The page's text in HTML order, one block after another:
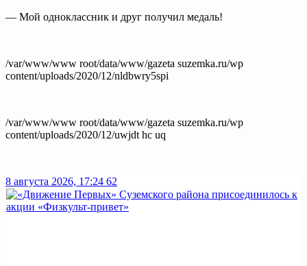
— Мой одноклассник и друг получил медаль!
/var/www/www root/data/www/gazeta suzemka.ru/wp
content/uploads/2020/12/nldbwry5spi
/var/www/www root/data/www/gazeta suzemka.ru/wp
content/uploads/2020/12/uwjdt hc uq
8 августа 2026, 17:24 62